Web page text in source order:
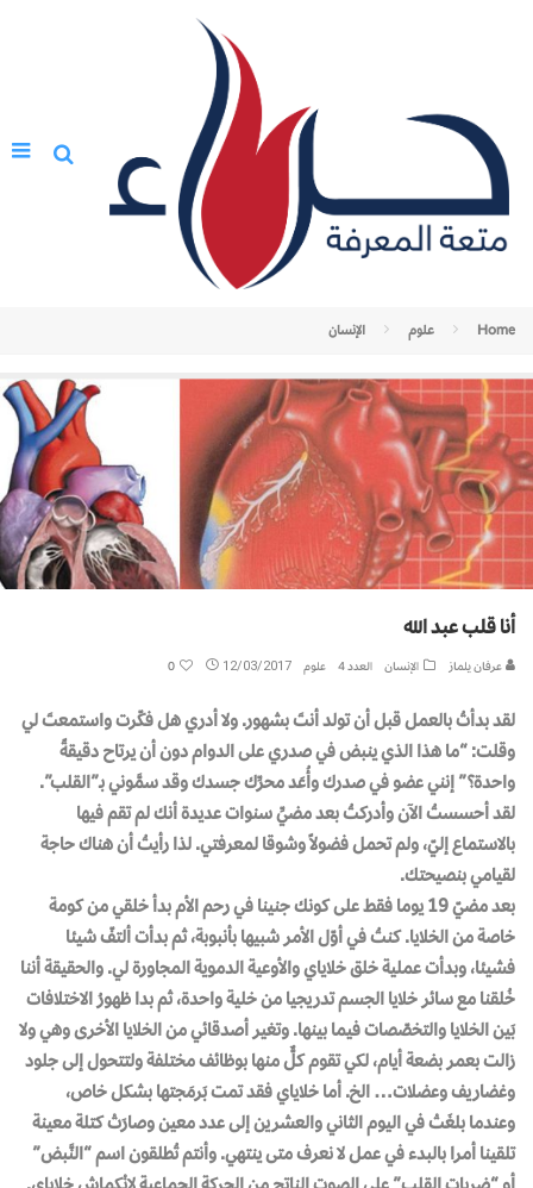
Home علوم الإنسان
أنا قلب عبد الله
عرفان يلماز الإنسان العدد 4 علوم 12/03/2017
0
لقد بدأتُ بالعمل قبل أن تولد أنتَ بشهور. ولا أدري هل فكّرت واستمعتَ لي
وقلت: “ما هذا الذي ينبض في صدري على الدوام دون أن يرتاح دقيقةً
واحدة؟” إنني عضو في صدرك وأُعَد محرِّك جسدك وقد سمَّوني بـ”القلب”.
لقد أحسستُ الآن وأدركتُ بعد مضيِّ سنوات عديدة أنك لم تقم فيها
بالاستماع إليّ، ولم تحمل فضولاً وشوقا لمعرفتي. لذا رأيتُ أن هناك حاجة
لقيامي بنصيحتك.
بعد مضيّ 19 يوما فقط على كونك جنينا في رحم الأم بدأ خلقي من كومة
خاصة من الخلايا. كنتُ في أوّل الأمر شبيها بأنبوبة، ثم بدأت ألتفّ شيئا
فشيئا، وبدأت عملية خلق خلاياي والأوعية الدموية المجاورة لي. والحقيقة أننا
خُلقنا مع سائر خلايا الجسم تدريجيا من خلية واحدة، ثم بدا ظهورُ الاختلافات
بَين الخلايا والتخصّصات فيما بينها. وتغير أصدقائي من الخلايا الأخرى وهي ولا
زالت بعمر بضعة أيام، لكي تقوم كلٌّ منها بوظائف مختلفة ولتتحول إلى جلود
وغضاريف وعضلات… الخ. أما خلاياي فقد تمت بَرمَجتها بشكل خاص،
وعندما بلغَتْ في اليوم الثاني والعشرين إلى عدد معين وصارَتْ كتلة معينة
تلقينا أمرا بالبدء في عمل لا نعرف متى ينتهي. وأنتم تُطلقون اسم “النَّبض”